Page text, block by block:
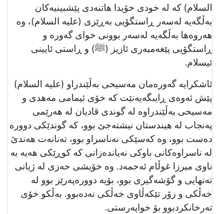
السلام) كە لە خودی خۆیدا هاتنەدی پێشبینیەكان
بەڵگەیە لەسەر ڕاستگۆیی بەڕێزی (علیه السلام)، وە
هەروەها بەڵگەیە لەسەر بوونی خوای گەورە و
ڕاستگۆیی پێغەمبەری ئازیز (ﷺ) و ڕاستی ئایینی
ئیسلام.
ئاشكرایە گەورەمان مەسیحی بەڵێندراو (عليه السلام)
پێش ئەوەی ڕایبگەیەنێت كە خۆی ئیمامی مەهدی و
مەسیحی بەڵێندراوە لە گوندی قادیان لە هەرێمی
پەنجاب لە هیندستان نیشتەجێ بوو، كە گوندێكی دوورە
دەست بوو، وە كەسێكی نەناسراو بوو، تەنانەت هەندێ
لە ناسراوەكانی باوكی نەیاندەزانی كە كوڕێكی هەیە بە
ناوی میرزا غوڵام ئەحمەد. وە خۆیشی حەزی لە ژیانی
تەنھایی و گۆشەگیری بوو، بۆیە دوورەپەرێز بوو لە
خەڵكی و زۆر تێكەڵاوی خەڵكی نەدەبوو. بەڵكو خۆی
تەرخانكردبوو بۆ خواپەرستی.